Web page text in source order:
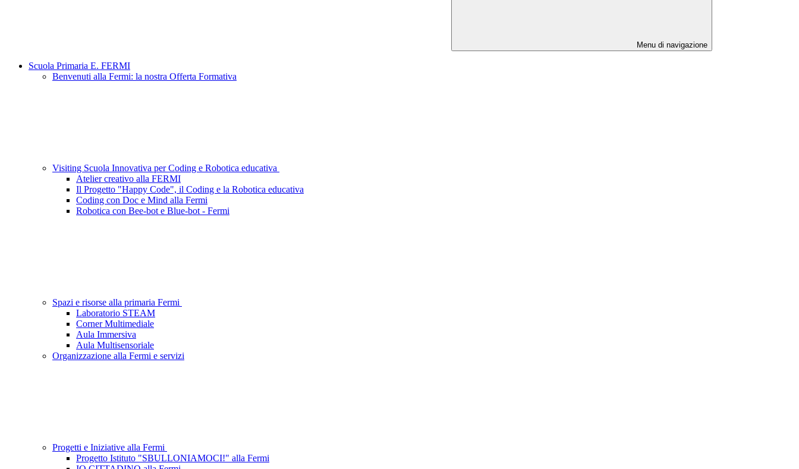
Menu di navigazione
Scuola Primaria E. FERMI
Benvenuti alla Fermi: la nostra Offerta Formativa
Visiting Scuola Innovativa per Coding e Robotica educativa
Atelier creativo alla FERMI
Il Progetto "Happy Code", il Coding e la Robotica educativa
Coding con Doc e Mind alla Fermi
Robotica con Bee-bot e Blue-bot - Fermi
Spazi e risorse alla primaria Fermi
Laboratorio STEAM
Corner Multimediale
Aula Immersiva
Aula Multisensoriale
Organizzazione alla Fermi e servizi
Progetti e Iniziative alla Fermi
Progetto Istituto "SBULLONIAMOCI!" alla Fermi